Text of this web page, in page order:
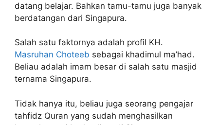
datang belajar. Bahkan tamu-tamu juga banyak
berdatangan dari Singapura.
Salah satu faktornya adalah profil KH.
Masruhan Choteeb sebagai khadimul ma’had.
Beliau adalah imam besar di salah satu masjid
ternama Singapura.
Tidak hanya itu, beliau juga seorang pengajar
tahfidz Quran yang sudah menghasilkan